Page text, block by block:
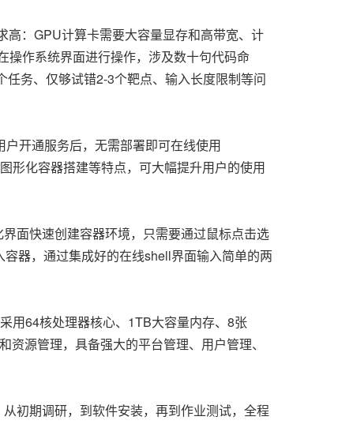
：GPU计算卡需要大容量显存和高带宽、计
操作系统界面进行操作，涉及数十句代码命
务、仅够试错2-3个靶点、输入长度限制等问
开通服务后，无需部署即可在线使用
形化容器搭建等特点，可大幅提升用户的使用
面快速创建容器环境，只需要通过鼠标点击选
器，通过集成好的在线shell界面输入简单的两
用64核处理器核心、1TB大容量内存、8张
源管理，具备强大的平台管理、用户管理、
初期调研，到软件安装，再到作业测试，全程